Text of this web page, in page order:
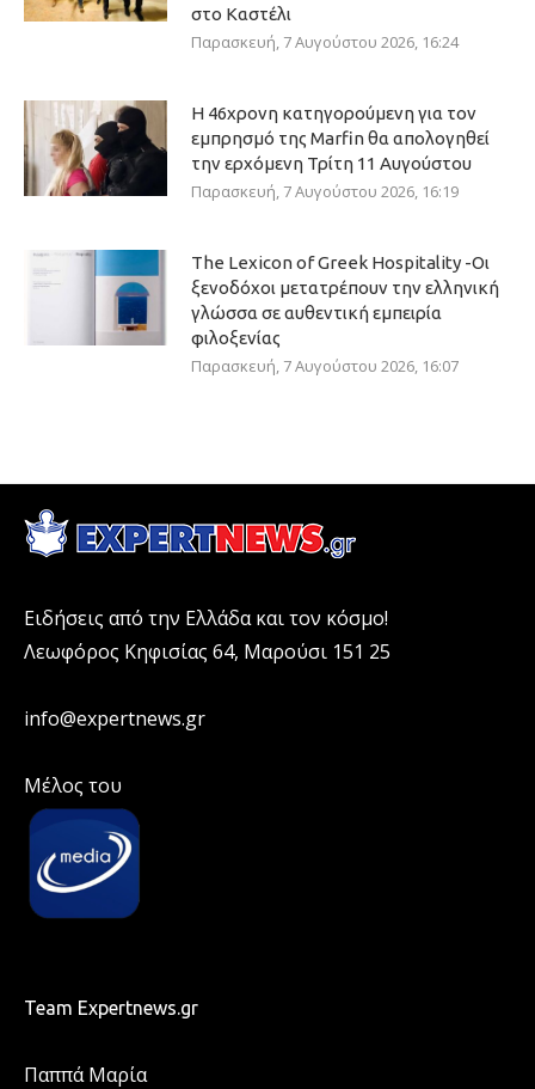
στο Καστέλι
Παρασκευή, 7 Αυγούστου 2026, 16:24
Η 46χρονη κατηγορούμενη για τον
εμπρησμό της Marfin θα απολογηθεί
την ερχόμενη Τρίτη 11 Αυγούστου
Παρασκευή, 7 Αυγούστου 2026, 16:19
The Lexicon of Greek Hospitality -Οι
ξενοδόχοι μετατρέπουν την ελληνική
γλώσσα σε αυθεντική εμπειρία
φιλοξενίας
Παρασκευή, 7 Αυγούστου 2026, 16:07
Ειδήσεις από την Ελλάδα και τον κόσμο!
Λεωφόρος Κηφισίας 64, Μαρούσι 151 25
info@expertnews.gr
Μέλος του
Team Expertnews.gr
Παππά Μαρία